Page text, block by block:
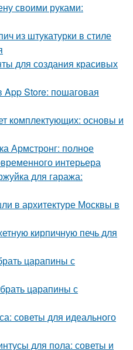
своими руками:
из штукатурки в стиле
для создания красивых
App Store: пошаговая
комплектующих: основы и
Армстронг: полное
интерьера
для гаража:
в архитектуре Москвы в
кирпичную печь для
царапины с
царапины с
советы для идеального
для пола: советы и